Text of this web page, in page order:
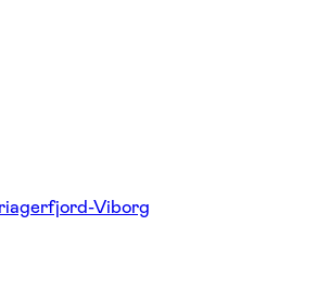
Viborg